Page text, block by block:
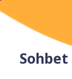
Sohbet